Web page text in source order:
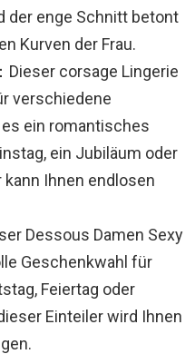
der enge Schnitt betont
Kurven der Frau.
Dieser corsage Lingerie
verschiedene
ein romantisches
ein Jubiläum oder
Ihnen endlosen
Dessous Damen Sexy
Geschenkwahl für
Feiertag oder
Einteiler wird Ihnen